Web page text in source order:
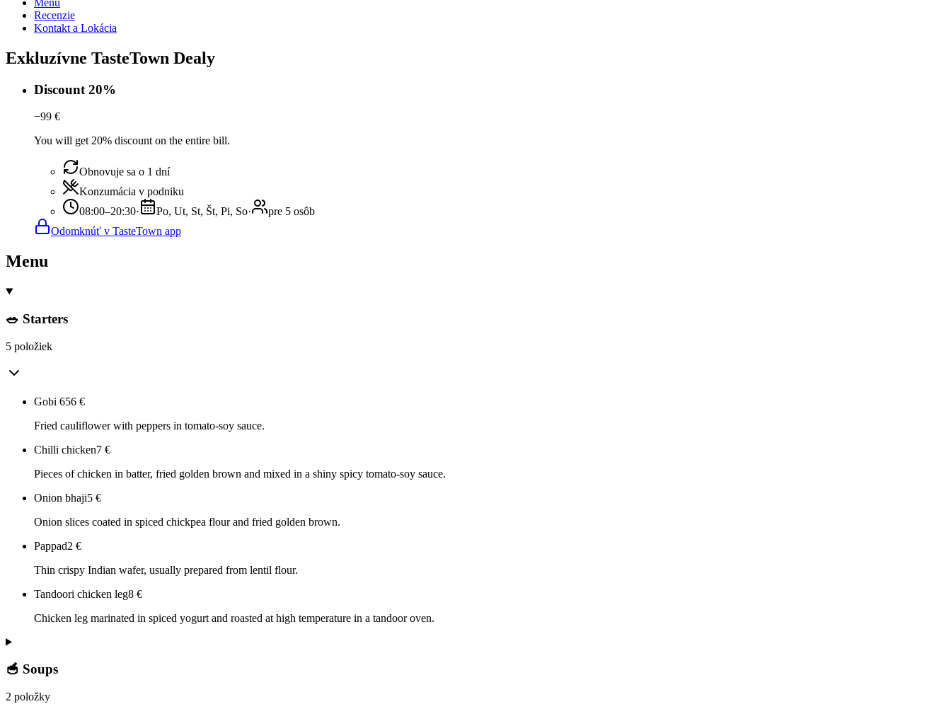
Recenzie
Kontakt a Lokácia
Exkluzívne TasteTown Dealy
Discount 20%
−99 €
You will get 20% discount on the entire bill.
Obnovuje sa o 1 dní
Konzumácia v podniku
08:00–20:30· Po, Ut, St, Št, Pi, So·
pre 5 osôb
Odomknúť v TasteTown app
Menu
🥗 Starters
5 položiek
Gobi 656 €
Fried cauliflower with peppers in tomato-soy sauce.
Chilli chicken7 €
Pieces of chicken in batter, fried golden brown and mixed in a shiny spicy tomato-soy sauce.
Onion bhaji5 €
Onion slices coated in spiced chickpea flour and fried golden brown.
Pappad2 €
Thin crispy Indian wafer, usually prepared from lentil flour.
Tandoori chicken leg8 €
Chicken leg marinated in spiced yogurt and roasted at high temperature in a tandoor oven.
🥣 Soups
2 položky